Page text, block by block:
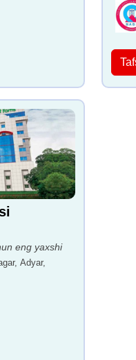
eng yaxshi
Adyar,